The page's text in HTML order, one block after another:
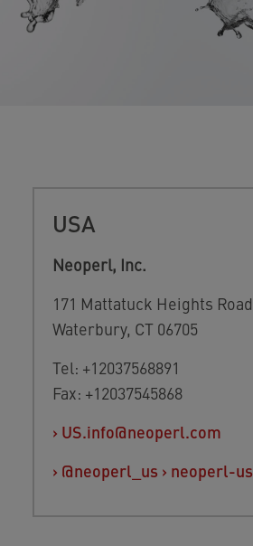
USA
Neoperl, Inc.
171 Mattatuck Heights Road
Waterbury, CT 06705
Tel: +12037568891
Fax: +12037545868
› US.info@neoperl.com
› @neoperl_us › neoperl-us